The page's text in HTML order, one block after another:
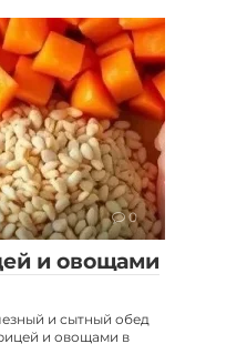
0
и овощами
и сытный обед
и овощами в